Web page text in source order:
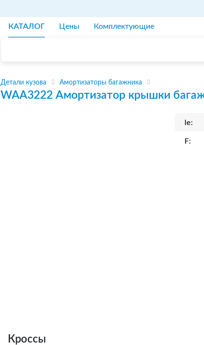
КАТАЛОГ Цены Комплектующие
Детали кузова Амортизаторы багажника
WAA3222 Амортизатор крышки
le:
F:
Кроссы